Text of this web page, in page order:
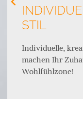
STIL
Individuelle,
machen Ihr Zuhause
Wohlfühlzone!